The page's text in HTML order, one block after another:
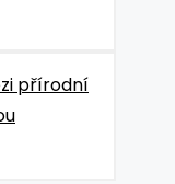
přírodní